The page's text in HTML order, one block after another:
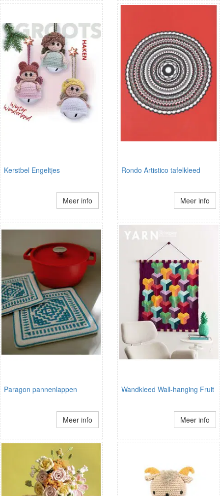
Kerstbel Engeltjes
Meer info
Rondo Artistico tafelkleed
Meer info
Paragon pannenlappen
Meer info
Wandkleed Wall-hanging Fruit
Meer info